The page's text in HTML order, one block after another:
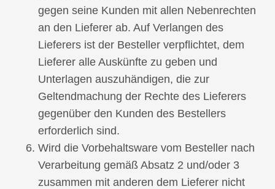
gegen seine Kunden mit allen Nebenrechten
an den Lieferer ab. Auf Verlangen des
Lieferers ist der Besteller verpflichtet, dem
Lieferer alle Auskünfte zu geben und
Unterlagen auszuhändigen, die zur
Geltendmachung der Rechte des Lieferers
gegenüber den Kunden des Bestellers
erforderlich sind.
Wird die Vorbehaltsware vom Besteller nach
Verarbeitung gemäß Absatz 2 und/oder 3
zusammen mit anderen dem Lieferer nicht